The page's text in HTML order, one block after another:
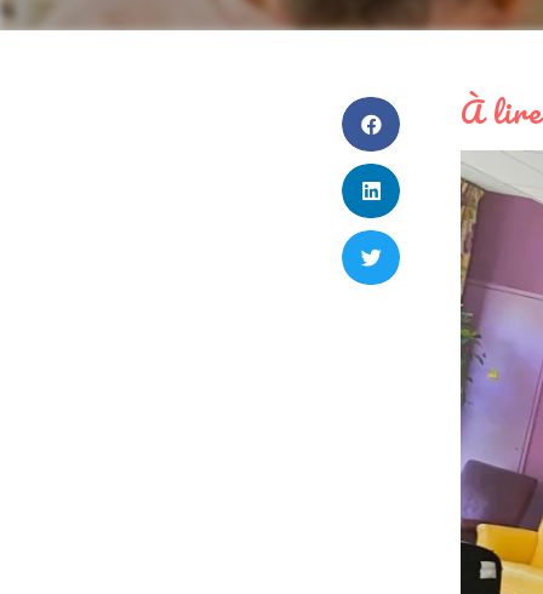
À lire